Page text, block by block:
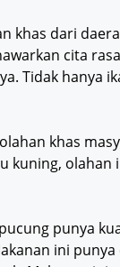
khas dari
cita
Tidak hanya
khas
kuning, olahan
punya
ini